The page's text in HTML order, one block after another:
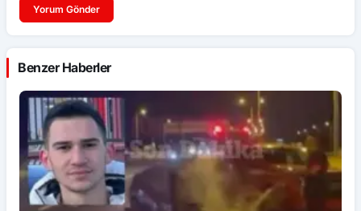
Yorum Gönder
Benzer Haberler